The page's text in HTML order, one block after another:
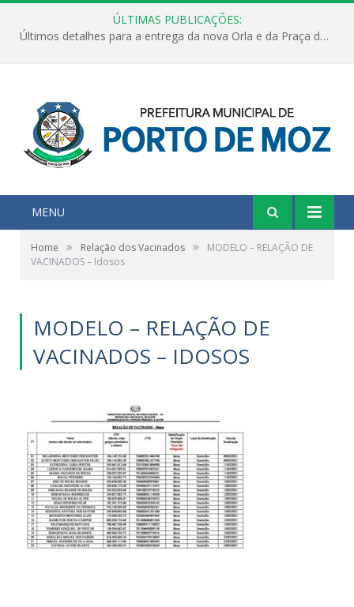
ÚLTIMAS PUBLICAÇÕES:
Últimos detalhes para a entrega da nova Orla e da Praça do Praião
MENU
Home » Relação dos Vacinados »
MODELO – RELAÇÃO DE
VACINADOS – Idosos
MODELO – RELAÇÃO DE
VACINADOS – IDOSOS